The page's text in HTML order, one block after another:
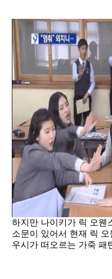
하지만 나이키가 릭 오웬
소문이 있어서 현재 릭 오
우시가 떠오르는 가죽 패